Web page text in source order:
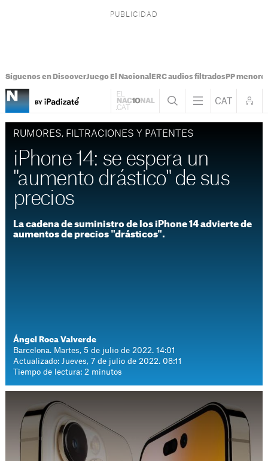
Síguenos en DiscoverJuego El Nacional ERC audios filtradosPP
RUMORES, FILTRACIONES Y PATENTES
iPhone 14: se espera un
"aumento drástico" de sus
precios
La cadena de suministro de los iPhone 14 advierte de
aumentos de precios "drásticos".
Ángel Roca Valverde
Barcelona. Martes, 5 de julio de 2022. 14:01
Actualizado: Jueves, 7 de julio de 2022. 08:11
Tiempo de lectura: 2 minutos